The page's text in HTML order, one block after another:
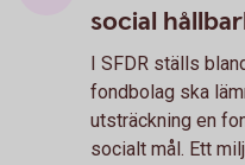
social
I SFDR ställs
fondbolag ska
utsträckning en
socialt mål. Ett